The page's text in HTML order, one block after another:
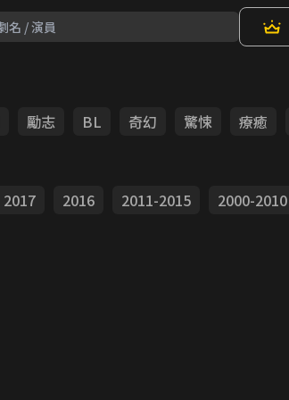
勵志 BL 奇幻 驚悚 療癒
2017 2016 2011-2015
2000-2010